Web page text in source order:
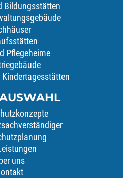
Bildungsstätten
Pflegeheime
uns